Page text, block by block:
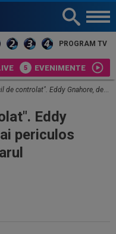
PROGRAM TV
EVENIMENTE
Eddy Gnahore, despre cel mai periculos jucător al celor de la Farul
Eddy
periculos